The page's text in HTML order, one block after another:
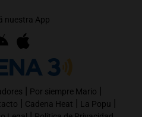
nuestra App
| Por siempre Mario |
| Cadena Heat | La Popu |